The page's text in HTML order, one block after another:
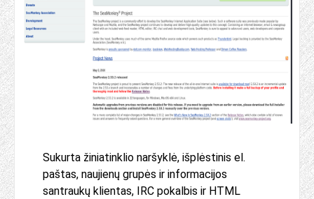
Sukurta žiniatinklio naršyklė, išplėstinis el.
paštas, naujienų grupės ir informacijos
santraukų klientas, IRC pokalbis ir HTML